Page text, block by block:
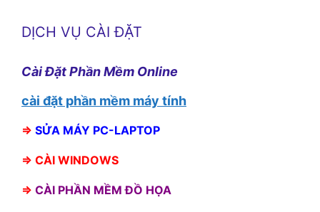
DỊCH VỤ CÀI ĐẶT
Cài Đặt Phần Mềm Online
cài đặt phần mềm máy tính
⇒ SỬA MÁY PC-LAPTOP
⇒ CÀI WINDOWS
⇒ CÀI PHẦN MỀM ĐỒ HỌA